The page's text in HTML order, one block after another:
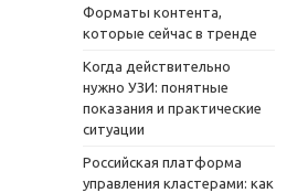
Форматы контента,
которые сейчас в тренде
Когда действительно
нужно УЗИ: понятные
показания и практические
ситуации
Российская платформа
управления кластерами: как